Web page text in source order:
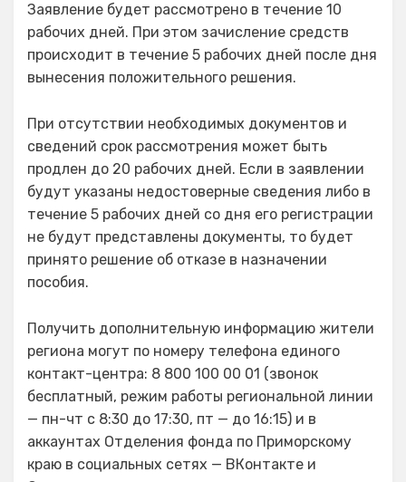
Заявление будет рассмотрено в течение 10
рабочих дней. При этом зачисление средств
происходит в течение 5 рабочих дней после дня
вынесения положительного решения.
При отсутствии необходимых документов и
сведений срок рассмотрения может быть
продлен до 20 рабочих дней. Если в заявлении
будут указаны недостоверные сведения либо в
течение 5 рабочих дней со дня его регистрации
не будут представлены документы, то будет
принято решение об отказе в назначении
пособия.
Получить дополнительную информацию жители
региона могут по номеру телефона единого
контакт-центра: 8 800 100 00 01 (звонок
бесплатный, режим работы региональной линии
— пн-чт с 8:30 до 17:30, пт — до 16:15) и в
аккаунтах Отделения фонда по Приморскому
краю в социальных сетях — ВКонтакте и